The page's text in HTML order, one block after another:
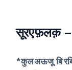
सूरए फ़लक़
*कुल अऊजू बि